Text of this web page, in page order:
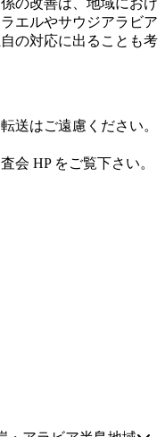
の改善は、地域におけ
エルやサウジアラビア
の対応に出ることも考
送はご遠慮ください。
会 HP をご覧下さい。